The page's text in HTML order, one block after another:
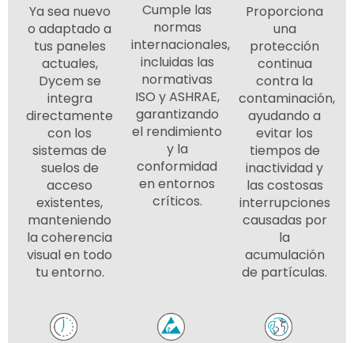
Ya sea nuevo
o adaptado a
tus paneles
actuales,
Dycem se
integra
directamente
con los
sistemas de
suelos de
acceso
existentes,
manteniendo
la coherencia
visual en todo
tu entorno.
Cumple las
normas
internacionales,
incluidas las
normativas
ISO y ASHRAE,
garantizando
el rendimiento
y la
conformidad
en entornos
críticos.
Proporciona
una
protección
continua
contra la
contaminación,
ayudando a
evitar los
tiempos de
inactividad y
las costosas
interrupciones
causadas por
la
acumulación
de partículas.